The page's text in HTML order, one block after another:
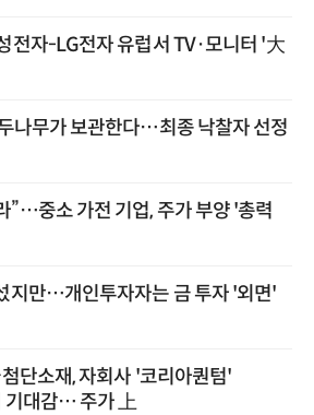
전자-LG전자 유럽서 TV·모니터 '大
나무가 보관한다…최종 낙찰자 선정
”…중소 가전 기업, 주가 부양 '총력
지만…개인투자자는 금 투자 '외면'
단소재, 자회사 '코리아퀀텀'
기대감… 주가 上